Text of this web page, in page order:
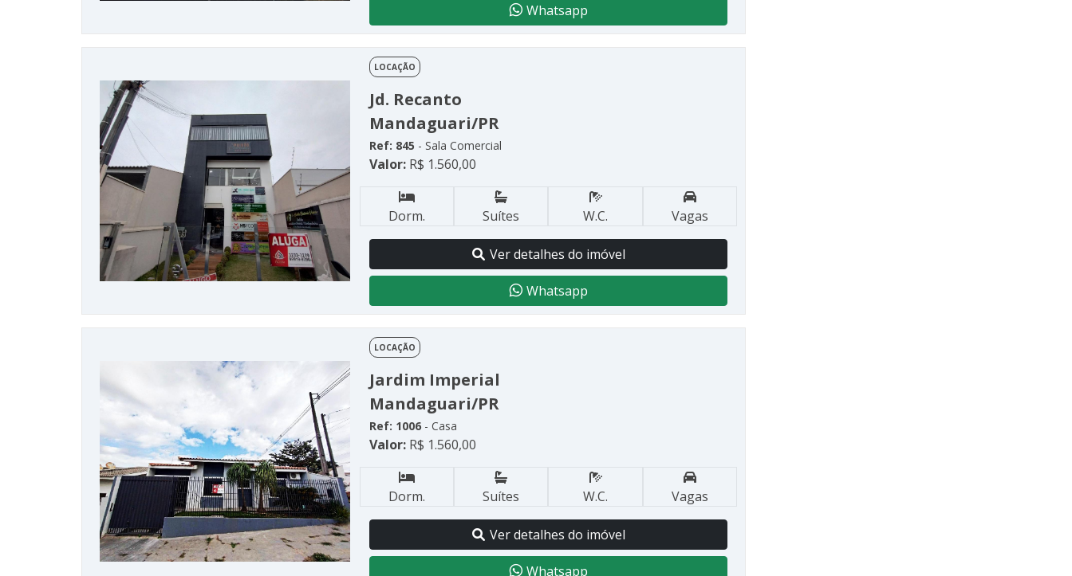
Whatsapp
LOCAÇÃO
Jd. Recanto
Mandaguari/PR
Ref: 845 - Sala Comercial
Valor:R$ 1.560,00
Dorm. Suítes W.C. Vagas
Ver detalhes do imóvel
Whatsapp
LOCAÇÃO
Jardim Imperial
Mandaguari/PR
Ref: 1006- Casa
Valor:R$ 1.560,00
Dorm. Suítes W.C. Vagas
Ver detalhes do imóvel
Whatsapp